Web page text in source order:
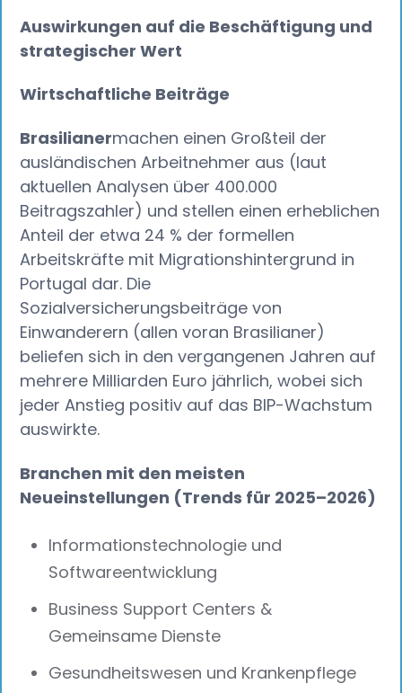
Auswirkungen auf die Beschäftigung und
strategischer Wert
Wirtschaftliche Beiträge
Brasilianermachen einen Großteil der
ausländischen Arbeitnehmer aus (laut
aktuellen Analysen über 400.000
Beitragszahler) und stellen einen erheblichen
Anteil der etwa 24 % der formellen
Arbeitskräfte mit Migrationshintergrund in
Portugal dar. Die
Sozialversicherungsbeiträge von
Einwanderern (allen voran Brasilianer)
beliefen sich in den vergangenen Jahren auf
mehrere Milliarden Euro jährlich, wobei sich
jeder Anstieg positiv auf das BIP-Wachstum
auswirkte.
Branchen mit den meisten
Neueinstellungen (Trends für 2025–2026)
Informationstechnologie und
Softwareentwicklung
Business Support Centers &
Gemeinsame Dienste
Gesundheitswesen und Krankenpflege